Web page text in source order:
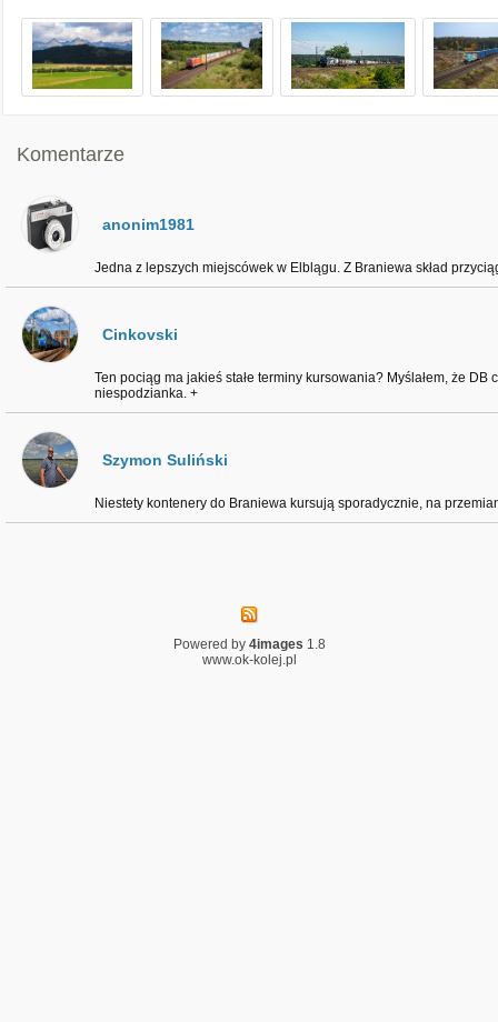
Komentarze
anonim1981
Jedna z lepszych miejscówek w Elblągu. Z Braniewa skład
Cinkovski
Ten pociąg ma jakieś stałe terminy kursowania? Myślałem, że
niespodzianka. +
Szymon Suliński
Niestety kontenery do Braniewa kursują sporadycznie, na
Powered by 4images 1.8
www.ok-kolej.pl